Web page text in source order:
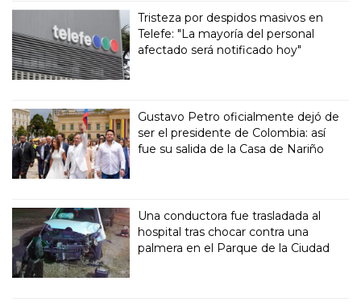
Tristeza por despidos masivos en
Telefe: "La mayoría del personal
afectado será notificado hoy"
Gustavo Petro oficialmente dejó de
ser el presidente de Colombia: así
fue su salida de la Casa de Nariño
Una conductora fue trasladada al
hospital tras chocar contra una
palmera en el Parque de la Ciudad